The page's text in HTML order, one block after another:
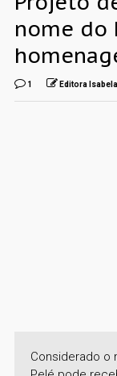
nome do
1 Editora Isabela
Considerado o